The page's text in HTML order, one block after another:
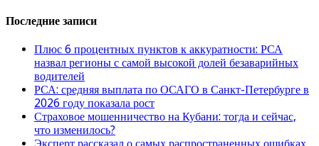
Последние записи
Плюс 6 процентных пунктов к аккуратности: РСА
назвал регионы с самой высокой долей безаварийных
водителей
РСА: средняя выплата по ОСАГО в Санкт-Петербурге в
2026 году показала рост
Страховое мошенничество на Кубани: тогда и сейчас,
что изменилось?